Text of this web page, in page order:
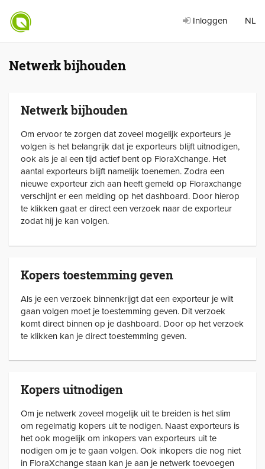
Inloggen NL
Netwerk bijhouden
Netwerk bijhouden
Om ervoor te zorgen dat zoveel mogelijk exporteurs je
volgen is het belangrijk dat je exporteurs blijft uitnodigen,
ook als je al een tijd actief bent op FloraXchange. Het
aantal exporteurs blijft namelijk toenemen. Zodra een
nieuwe exporteur zich aan heeft gemeld op Floraxchange
verschijnt er een melding op het dashboard. Door hierop
te klikken gaat er direct een verzoek naar de exporteur
zodat hij je kan volgen.
Kopers toestemming geven
Als je een verzoek binnenkrijgt dat een exporteur je wilt
gaan volgen moet je toestemming geven. Dit verzoek
komt direct binnen op je dashboard. Door op het verzoek
te klikken kan je direct toestemming geven.
Kopers uitnodigen
Om je netwerk zoveel mogelijk uit te breiden is het slim
om regelmatig kopers uit te nodigen. Naast exporteurs is
het ook mogelijk om inkopers van exporteurs uit te
nodigen om je te gaan volgen. Ook inkopers die nog niet
in FloraXchange staan kan je aan je netwerk toevoegen